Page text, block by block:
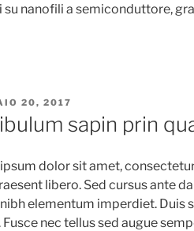
su nanofili a semiconduttore,
20, 2017
sapin prin
dolor sit amet,
libero. Sed cursus ante
elementum imperdiet. Duis
Fusce nec tellus sed augue